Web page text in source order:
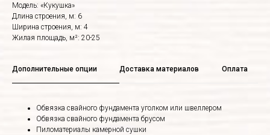
Модель: «Кукушка»
Длина строения, м: 6
Ширина строения, м: 4
Жилая площадь, м²: 20-25
Дополнительные опции Доставка материалов Оплата
Обвязка свайного фундамента уголком или швеллером
Обвязка свайного фундамента брусом
Пиломатериалы камерной сушки